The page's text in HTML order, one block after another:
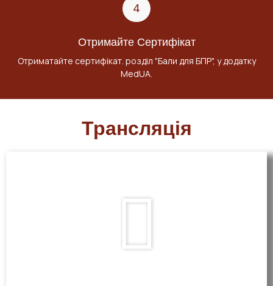
4
Отримайте Сертифікат
Отриматайте сертифікат. розділ "Бали для БПР", у додатку
MedUA.
Трансляція